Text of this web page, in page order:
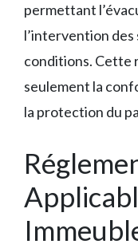
permettant
l’intervention des
conditions. Cette
seulement la
la protection du